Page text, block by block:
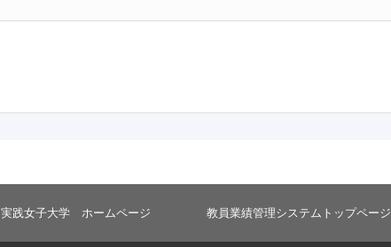
実践女子大学 ホームページ 教員業績管理システムトップページ